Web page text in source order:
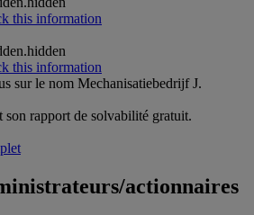
sur le nom Mechanisatiebedrijf J.
son rapport de solvabilité gratuit.
actionnaires